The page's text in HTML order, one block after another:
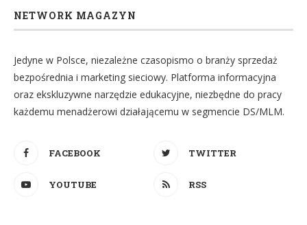
NETWORK MAGAZYN
Jedyne w Polsce, niezależne czasopismo o branży sprzedaż
bezpośrednia i marketing sieciowy. Platforma informacyjna
oraz ekskluzywne narzędzie edukacyjne, niezbędne do pracy
każdemu menadżerowi działającemu w segmencie DS/MLM.
FACEBOOK TWITTER
YOUTUBE RSS